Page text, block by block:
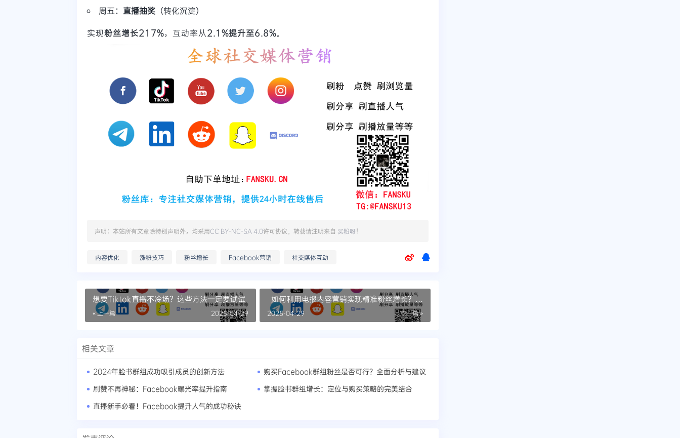
周五： 直播抽奖 （转化沉淀）
实现粉丝增长217%，互动率从2.1%提升至6.8%。
声明：本站所有文章除特别声明外，均采用CC BY-NC-SA 4.0许可协议。转载请注明来自 买粉呀！
内容优化 涨粉技巧 粉丝增长 Facebook营销 社交媒体互动
想要Tiktok直播不冷场？这些方法一定要试试
« 上一篇 2025-04-29
如何利用电报内容营销实现精准粉丝增长？这
里有答案
下一篇 »
2025-04-29
相关文章
2024年脸书群组成功吸引成员的创新方法
购买Facebook群组粉丝是否可行？全面分析与建议
刷赞不再神秘：Facebook曝光率提升指南
掌握脸书群组增长：定位与购买策略的完美结合
直播新手必看！Facebook提升人气的成功秘诀